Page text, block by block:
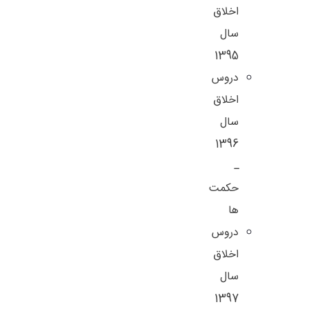
اخلاق
سال
1395
دروس
اخلاق
سال
1396
ـ
حکمت
ها
دروس
اخلاق
سال
1397